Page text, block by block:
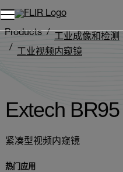
Products
工业成像和检测
工业视频内窥镜
Extech BR95
紧凑型视频内窥镜
热门应用